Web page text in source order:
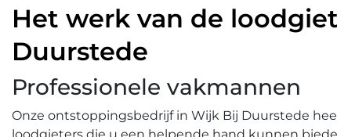
Het werk van de
Duurstede
Professionele vakmannen
Onze ontstoppingsbedrijf in Wijk Bij Duurstede